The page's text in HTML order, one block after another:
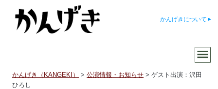
かんげきについて
かんげき（KANGEKI） >公演情報・お知らせ >ゲスト出演：沢田
ひろし